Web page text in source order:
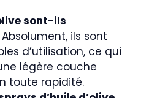
sont-ils
Absolument, ils sont
d’utilisation, ce qui
légère couche
toute rapidité.